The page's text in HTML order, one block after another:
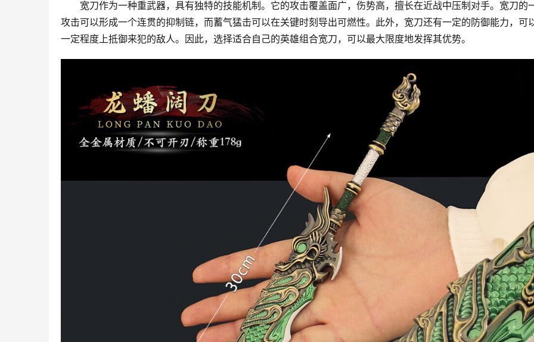
宽刀作为一种重武器，具有独特的技能机制。它的攻击覆盖面广，伤势高，擅长在近战中压制对手。宽刀的
攻击可以形成一个连贯的抑制链，而蓄气猛击可以在关键时刻导出可燃性。此外，宽刀还有一定的防御能力，可
一定程度上抵御来犯的敌人。因此，选择适合自己的英雄组合宽刀，可以最大限度地发挥其优势。